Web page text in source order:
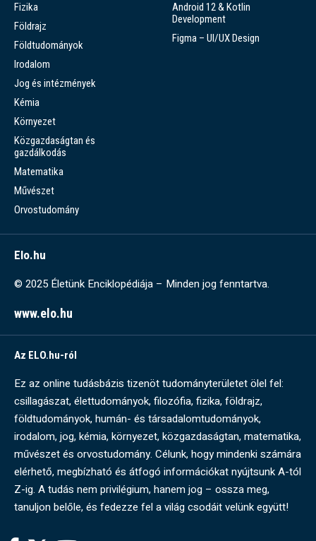
Fizika
Földrajz
Földtudományok
Irodalom
Jog és intézmények
Kémia
Környezet
Közgazdaságtan és
gazdálkodás
Matematika
Művészet
Orvostudomány
Android 12 & Kotlin
Development
Figma – UI/UX Design
Elo.hu
© 2025 Életünk Enciklopédiája – Minden jog fenntartva.
www.elo.hu
Az ELO.hu-ról
Ez az online tudásbázis tizenöt tudományterületet ölel fel:
csillagászat, élettudományok, filozófia, fizika, földrajz,
földtudományok, humán- és társadalomtudományok,
irodalom, jog, kémia, környezet, közgazdaságtan, matematika,
művészet és orvostudomány. Célunk, hogy mindenki számára
elérhető, megbízható és átfogó információkat nyújtsunk A-tól
Z-ig. A tudás nem privilégium, hanem jog – ossza meg,
tanuljon belőle, és fedezze fel a világ csodáit velünk együtt!